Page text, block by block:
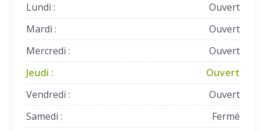
Lundi :
Ouvert
Mardi :
Ouvert
Mercredi :
Ouvert
Jeudi :
Ouvert
Vendredi :
Ouvert
Samedi :
Fermé